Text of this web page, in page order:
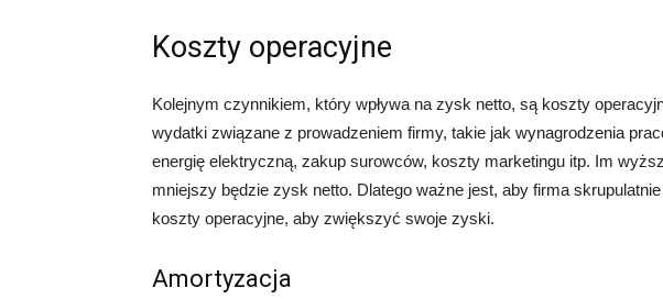
Koszty operacyjne
Kolejnym czynnikiem, który wpływa na zysk netto, są koszty
wydatki związane z prowadzeniem firmy, takie jak wynagrodzenia
energię elektryczną, zakup surowców, koszty marketingu itp. Im
mniejszy będzie zysk netto. Dlatego ważne jest, aby firma skrupulatnie
koszty operacyjne, aby zwiększyć swoje zyski.
Amortyzacja